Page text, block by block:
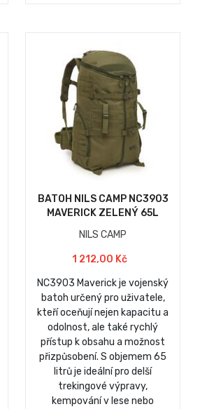
BATOH NILS CAMP NC3903
MAVERICK ZELENÝ 65L
NILS CAMP
1 212,00 Kč
NC3903 Maverick je vojenský
batoh určený pro uživatele,
kteří oceňují nejen kapacitu a
odolnost, ale také rychlý
přístup k obsahu a možnost
přizpůsobení. S objemem 65
litrů je ideální pro delší
trekingové výpravy,
kempování v lese nebo